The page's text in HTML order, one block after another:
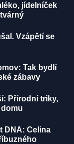
jídelníček
Vzápětí se
Tak bydlí
zábavy
Přírodní triky,
DNA: Celina